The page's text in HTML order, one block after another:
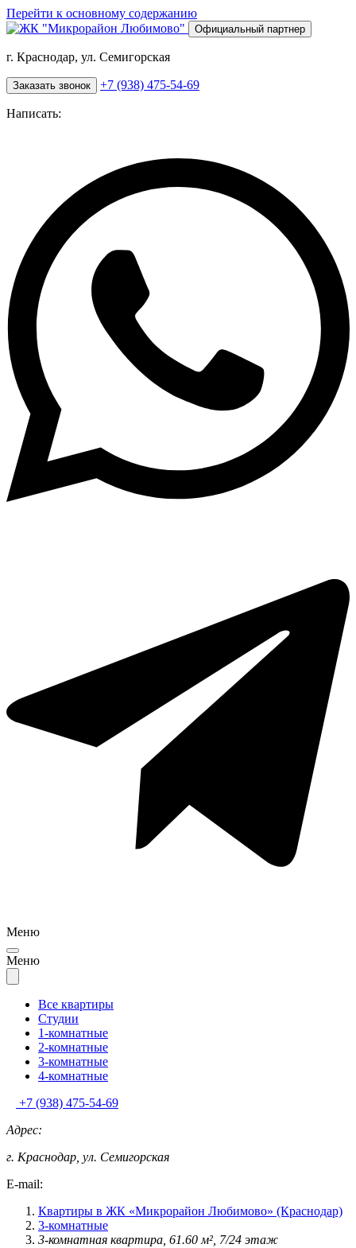
Перейти к основному содержанию
Официальный партнер
г. Краснодар, ул. Семигорская
Заказать звонок +7 (938) 475-54-69
Написать:
Меню
Меню
Все квартиры
Студии
1-комнатные
2-комнатные
3-комнатные
4-комнатные
+7 (938) 475-54-69
Адрес:
г. Краснодар, ул. Семигорская
E-mail:
Квартиры в ЖК «Микрорайон Любимово» (Краснодар)
3-комнатные
3-комнатная квартира, 61.60 м², 7/24 этаж